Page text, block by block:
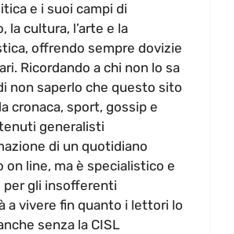
e i suoi campi di
la cultura, l’arte e la
offrendo sempre dovizie
Ricordando a chi non lo sa
non saperlo che questo sito
cronaca, sport, gossip e
generalisti
di un quotidiano
on line, ma è specialistico e
per gli insofferenti
a vivere fin quanto i lettori lo
senza la CISL